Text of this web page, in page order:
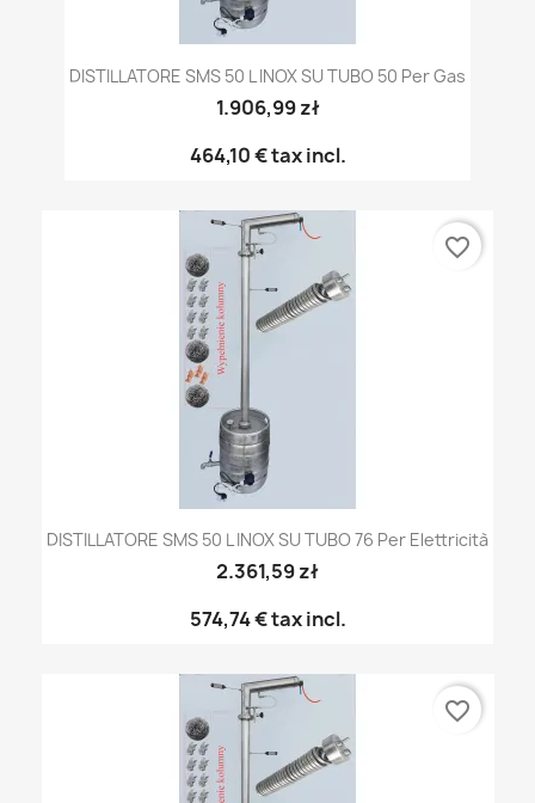
DISTILLATORE SMS 50 L INOX SU TUBO 50 Per Gas
1.906,99 zł
464,10 €tax incl.
DISTILLATORE SMS 50 L INOX SU TUBO 76 Per Elettricità
2.361,59 zł
574,74 €tax incl.
favorite_border
favorite_border